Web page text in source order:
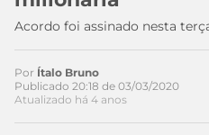
MELHORES
SITES
DE
APOSTAS
2026
DO
MUNDO
TIMES
MEU
CAMPEONATOS
Acordo foi assinado nesta
Por Ítalo Bruno
Publicado 20:18 de 03/03/2020
Atualizado há 4 anos